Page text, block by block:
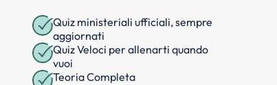
Quiz ministeriali ufficiali, sempre
aggiornati
Quiz Veloci per allenarti quando
vuoi
Teoria Completa